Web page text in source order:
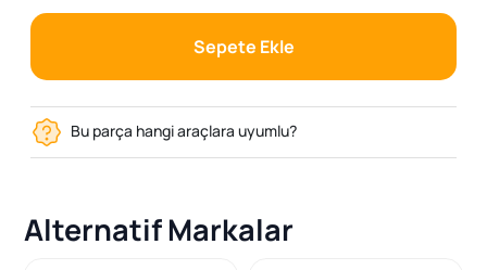
Sepete Ekle
Bu parça hangi araçlara uyumlu?
Alternatif Markalar